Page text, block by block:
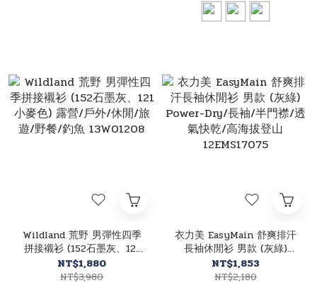
Wildland 荒野 男彈性四季
拼接襯衫 (152石墨灰、121
小麥色) 露營/戶外/休閒/旅
遊/野餐/釣魚 13W01208
NT$1,880
NT$3,980
衣力美 EasyMain 舒爽排汗
長袖休閒衫 男款 (灰綠)
Power-Dry/長袖/半門襟/透
氣快乾/高海拔登山
NT$1,853
NT$2,180